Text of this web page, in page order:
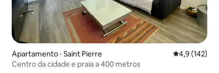
Apartamento ⋅ Saint Pierre 4,9 de uma
4,9 (142)
Centro da cidade e praia a 400 metros